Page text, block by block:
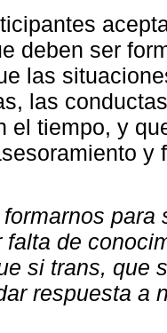
deben ser
las
las
el tiempo, y
y
falta de
si trans, que
respuesta a